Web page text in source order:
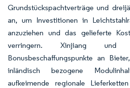
Grundstückspachtverträge und
an, um Investitionen in
anzuziehen und das gelieferte
verringern. Xinjiang und
Bonusbeschaffungspunkte an
inländisch bezogene
aufkeimende regionale